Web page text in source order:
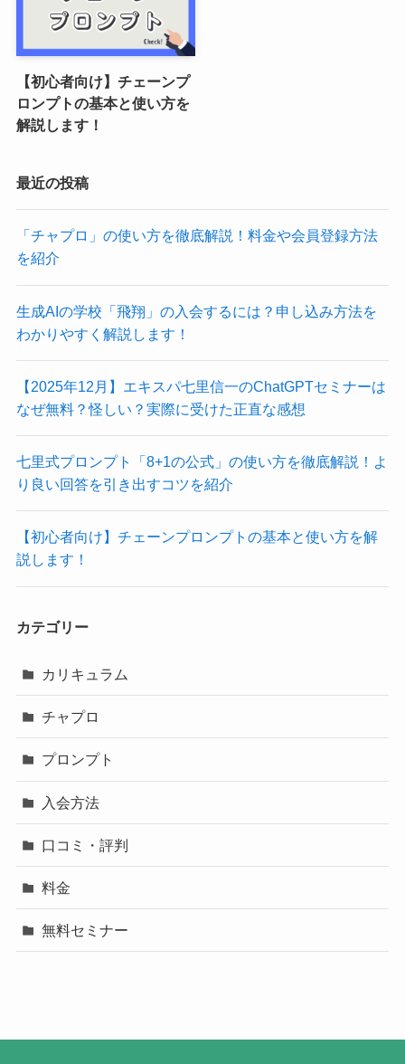
【初心者向け】チェーンプ
ロンプトの基本と使い方を
解説します！
最近の投稿
「チャプロ」の使い方を徹底解説！料金や会員登録方法
を紹介
生成AIの学校「飛翔」の入会するには？申し込み方法を
わかりやすく解説します！
【2025年12月】エキスパ七里信一のChatGPTセミナーは
なぜ無料？怪しい？実際に受けた正直な感想
七里式プロンプト「8+1の公式」の使い方を徹底解説！よ
り良い回答を引き出すコツを紹介
【初心者向け】チェーンプロンプトの基本と使い方を解
説します！
カテゴリー
カリキュラム
チャプロ
プロンプト
入会方法
口コミ・評判
料金
無料セミナー